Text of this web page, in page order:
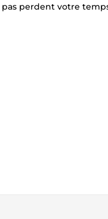
perdent votre